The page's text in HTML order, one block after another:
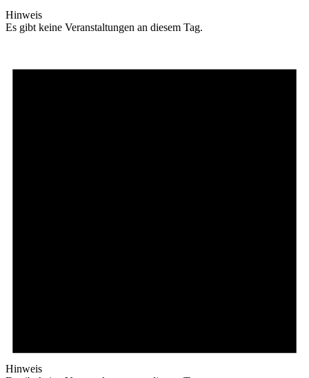
Hinweis
Es gibt keine Veranstaltungen an diesem Tag.
Hinweis